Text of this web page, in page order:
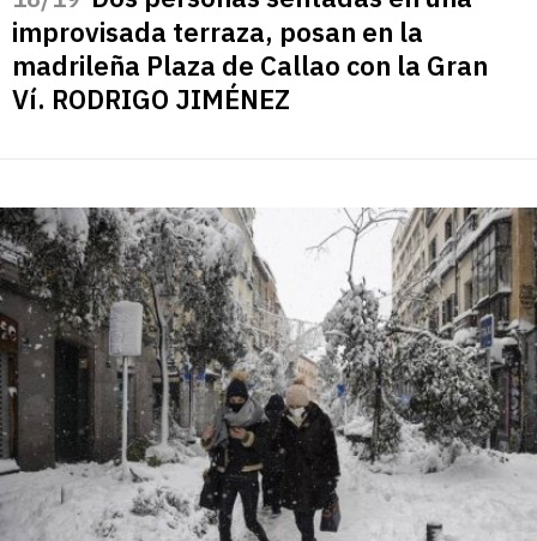
improvisada terraza, posan en la
madrileña Plaza de Callao con la Gran
Ví. RODRIGO JIMÉNEZ